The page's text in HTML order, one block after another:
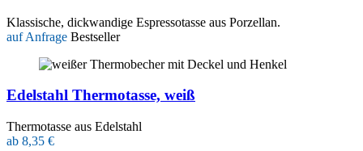
Klassische, dickwandige Espressotasse aus Porzellan.
auf Anfrage Bestseller
Edelstahl Thermotasse, weiß
Thermotasse aus Edelstahl
ab 8,35 €